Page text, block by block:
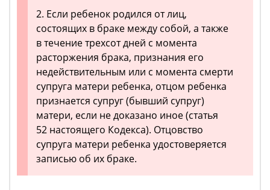
2. Если ребенок родился от лиц,
состоящих в браке между собой, а также
в течение трехсот дней с момента
расторжения брака, признания его
недействительным или с момента смерти
супруга матери ребенка, отцом ребенка
признается супруг (бывший супруг)
матери, если не доказано иное (статья
52 настоящего Кодекса). Отцовство
супруга матери ребенка удостоверяется
записью об их браке.